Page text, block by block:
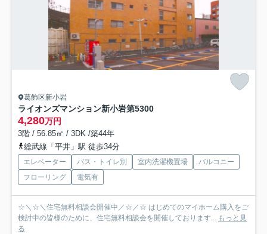
葛飾区新小岩
ライオンズマンション新小岩第5300
4,280万円
3階 / 56.85㎡ / 3DK /築44年
総武線「平井」駅 徒歩34分
エレベーター バス・トイレ別 室内洗濯機置場
バルコニー
フローリング
電気有
☆＼☆＼住宅無料相談会開催中／☆／☆ はじめてのマイホーム購入をご
検討中の皆様のために、住宅無料相談会を開催しております... もっと見
る